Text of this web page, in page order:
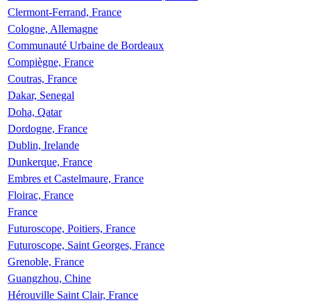
Clermont-Ferrand, France
Cologne, Allemagne
Communauté Urbaine de Bordeaux
Compiègne, France
Coutras, France
Dakar, Senegal
Doha, Qatar
Dordogne, France
Dublin, Irelande
Dunkerque, France
Embres et Castelmaure, France
Floirac, France
France
Futuroscope, Poitiers, France
Futuroscope, Saint Georges, France
Grenoble, France
Guangzhou, Chine
Hérouville Saint Clair, France